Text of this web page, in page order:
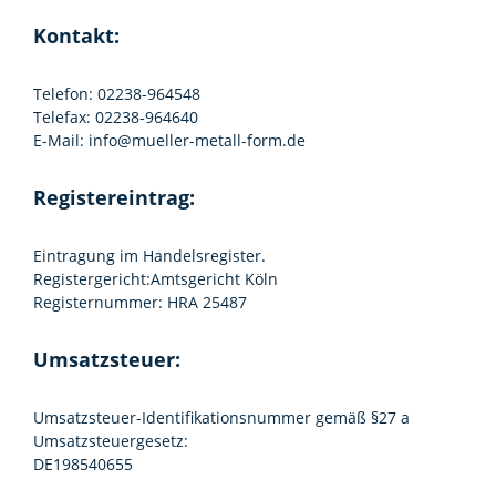
Kontakt:
Telefon: 02238-964548
Telefax: 02238-964640
E-Mail: info@mueller-metall-form.de
Registereintrag:
Eintragung im Handelsregister.
Registergericht:Amtsgericht Köln
Registernummer: HRA 25487
Umsatzsteuer:
Umsatzsteuer-Identifikationsnummer gemäß §27 a
Umsatzsteuergesetz:
DE198540655